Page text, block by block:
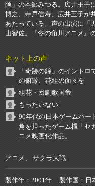
険」の本郷みつる。広井王子
博之、寺戸信寿、広井王子が
あたっている。声の出演に
山智佐。『冬の角川アニメ』
ネット上の声
「奇跡の鐘」のイント
の俯瞰、花組の面々を
組花・団劇歌国帝
もったいない
90年代の日本ゲームハー
角を担ったゲーム機「セ
ニメ映画化作品。
アニメ、 サクラ大戦
製作年 2001年 製作国 日